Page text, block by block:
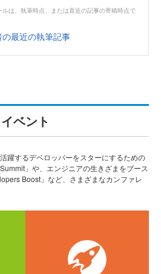
ルは、執筆時点、または直近の記事の寄稿時点で
の最近の執筆記事
イベント
躍するデベロッパーをスターにするための
」や、エンジニアの生きざまをブース
Boost」など、さまざまなカンファレ